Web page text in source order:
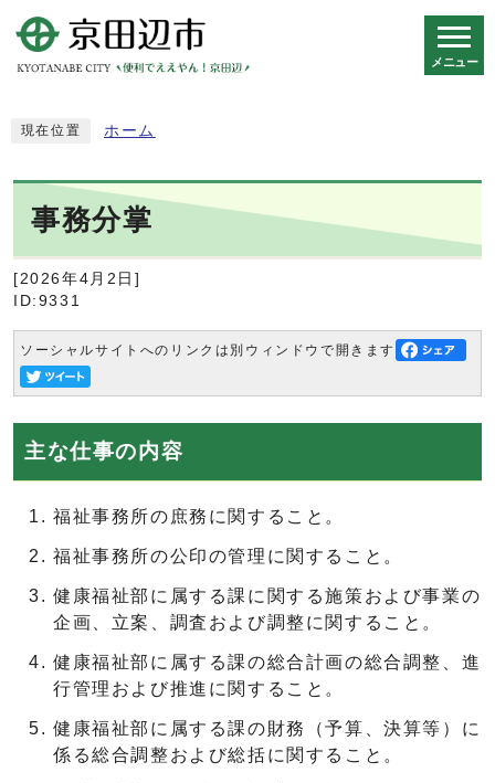
メニュー
現在位置 ホーム
事務分掌
[2026年4月2日]
ID:9331
ソーシャルサイトへのリンクは別ウィンドウで開きます
主な仕事の内容
福祉事務所の庶務に関すること。
福祉事務所の公印の管理に関すること。
健康福祉部に属する課に関する施策および事業の
企画、立案、調査および調整に関すること。
健康福祉部に属する課の総合計画の総合調整、進
行管理および推進に関すること。
健康福祉部に属する課の財務（予算、決算等）に
係る総合調整および総括に関すること。